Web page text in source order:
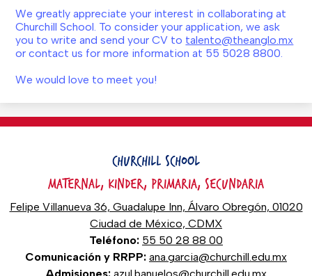
We greatly appreciate your interest in collaborating at
Churchill School. To consider your application, we ask
you to write and send your CV to talento@theanglo.mx
or contact us for more information at 55 5028 8800.
We would love to meet you!
CHURCHILL SCHOOL
MATERNAL, KINDER, PRIMARIA, SECUNDARIA
Felipe Villanueva 36, Guadalupe Inn, Álvaro Obregón, 01020
Ciudad de México, CDMX
Teléfono: 55 50 28 88 00
Comunicación y RRPP: ana.garcia@churchill.edu.mx
Admisiones: azul.banuelos@churchill.edu.mx